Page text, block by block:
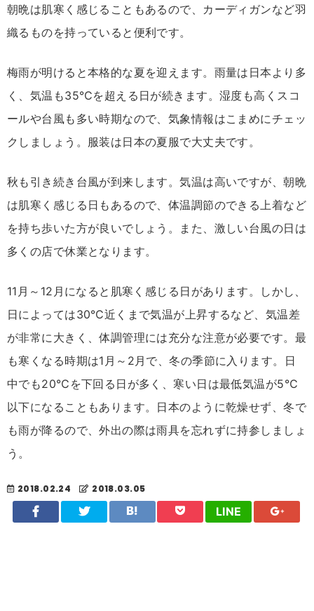
朝晩は肌寒く感じることもあるので、カーディガンなど羽
織るものを持っていると便利です。
梅雨が明けると本格的な夏を迎えます。雨量は日本より多
く、気温も35℃を超える日が続きます。湿度も高くスコ
ールや台風も多い時期なので、気象情報はこまめにチェッ
クしましょう。服装は日本の夏服で大丈夫です。
秋も引き続き台風が到来します。気温は高いですが、朝晩
は肌寒く感じる日もあるので、体温調節のできる上着など
を持ち歩いた方が良いでしょう。また、激しい台風の日は
多くの店で休業となります。
11月～12月になると肌寒く感じる日があります。しかし、
日によっては30℃近くまで気温が上昇するなど、気温差
が非常に大きく、体調管理には充分な注意が必要です。最
も寒くなる時期は1月～2月で、冬の季節に入ります。日
中でも20℃を下回る日が多く、寒い日は最低気温が5℃
以下になることもあります。日本のように乾燥せず、冬で
も雨が降るので、外出の際は雨具を忘れずに持参しましょ
う。
2018.02.24 2018.03.05
LINE